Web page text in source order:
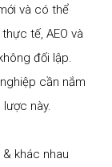
và có thể
tế, AEO và
đối lập.
cần nắm
này.